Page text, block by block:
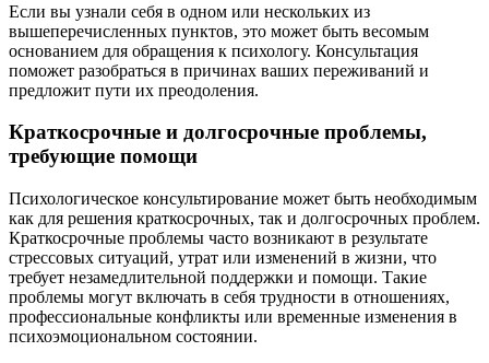
Если вы узнали себя в одном или нескольких из
вышеперечисленных пунктов, это может быть весомым
основанием для обращения к психологу. Консультация
поможет разобраться в причинах ваших переживаний и
предложит пути их преодоления.
Краткосрочные и долгосрочные проблемы,
требующие помощи
Психологическое консультирование может быть необходимым
как для решения краткосрочных, так и долгосрочных проблем.
Краткосрочные проблемы часто возникают в результате
стрессовых ситуаций, утрат или изменений в жизни, что
требует незамедлительной поддержки и помощи. Такие
проблемы могут включать в себя трудности в отношениях,
профессиональные конфликты или временные изменения в
психоэмоциональном состоянии.